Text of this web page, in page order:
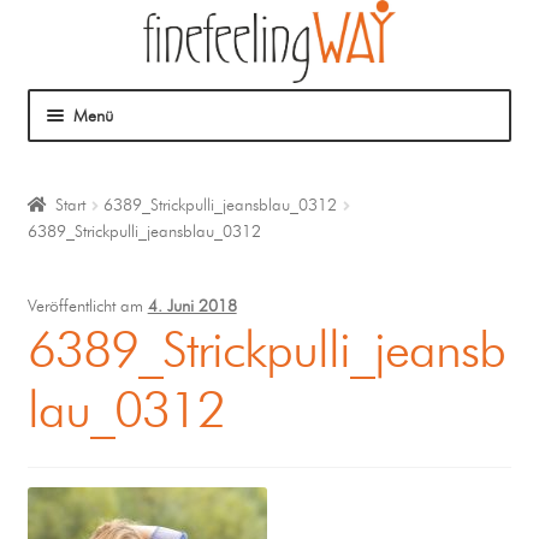
Menü
Mein Angebot
Coaching
Klangmassage
Start
6389_Strickpulli_jeansblau_0312
6389_Strickpulli_jeansblau_0312
Veröffentlicht am 4. Juni 2018
6389_Strickpulli_jeansb
lau_0312